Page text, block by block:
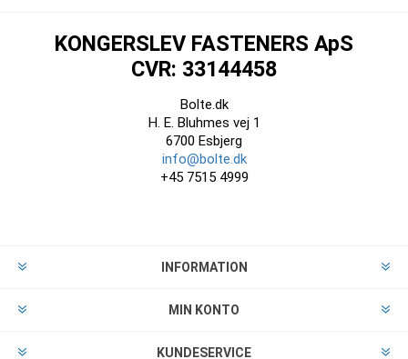
KONGERSLEV FASTENERS ApS
CVR: 33144458
Bolte.dk
H. E. Bluhmes vej 1
6700 Esbjerg
info@bolte.dk
+45 7515 4999
INFORMATION
MIN KONTO
KUNDESERVICE